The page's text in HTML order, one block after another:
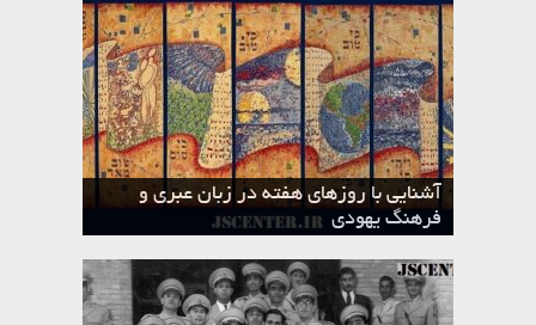
آشنایی با روزهای هفته در زبان عبری و
فرهنگ یهودی
ماه نیسان در تقویم عبری و میراث یهود
تقویم عبری
ماه شواط در تقویم عبری و میراث یهود
ماه طوت در تقویم عبری و میراث یهود
ماه حشوان در تقویم عبری و میراث یهود
ماه تیشری در تقویم عبری و میراث یهود
ماه الول در تقویم عبری و میراث یهود